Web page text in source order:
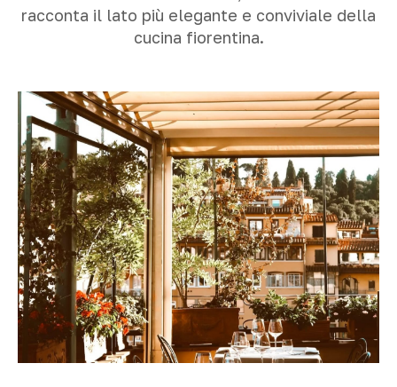
racconta il lato più elegante e conviviale della
cucina fiorentina.